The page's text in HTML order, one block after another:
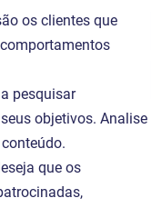
os clientes que
pesquisar
objetivos. Analise
que os